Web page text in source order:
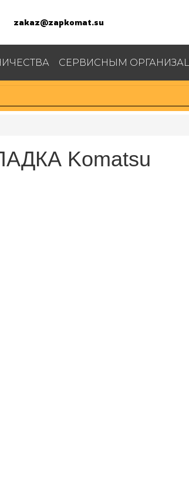
zakaz@zapkomat.su
СЕРВИСНЫМ
Komatsu